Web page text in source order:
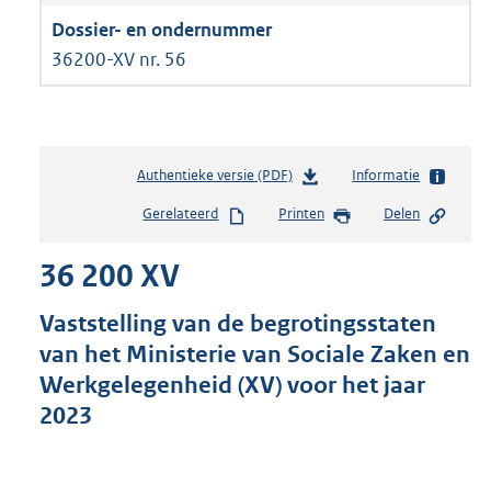
36200-XV nr. 56
Authentieke versie (PDF)b
s
s
g
r
Informatie
Gerelateerd Printen Delen
36 200 XV
Vaststelling van de begrotingsstaten
van het Ministerie van Sociale Zaken en
Werkgelegenheid (XV) voor het jaar
2023